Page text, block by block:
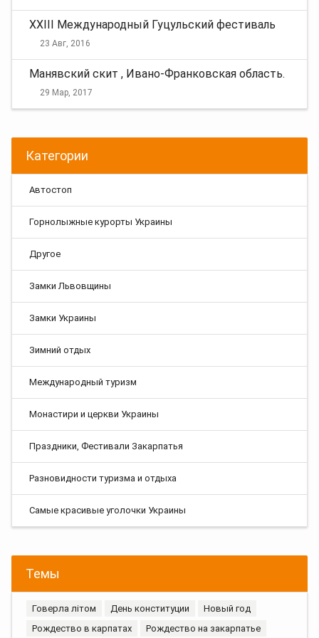
XXIII Международный Гуцульский фестиваль
23 Авг, 2016
Манявский скит , Ивано-Франковская область.
29 Мар, 2017
Категории
Автостоп
Горнолыжные курорты Украины
Другое
Замки Львовщины
Замки Украины
Зимний отдых
Международный туризм
Монастири и церкви Украины
Праздники, Фестивали Закарпатья
Разновидности туризма и отдыха
Самые красивые уголочки Украины
Темы
Говерла літом День конституции
Новый год
Рождество в карпатах
Рождество на закарпатье